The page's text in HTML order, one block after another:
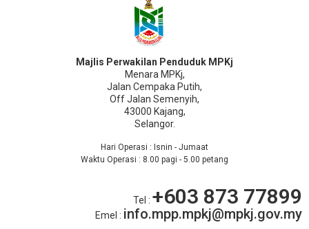
Majlis Perwakilan Penduduk MPKj
Menara MPKj,
Jalan Cempaka Putih,
Off Jalan Semenyih,
43000 Kajang,
Selangor.
Hari Operasi : Isnin - Jumaat
Waktu Operasi : 8.00 pagi - 5.00 petang
Tel : +603 873 77899
Emel : info.mpp.mpkj@mpkj.gov.my